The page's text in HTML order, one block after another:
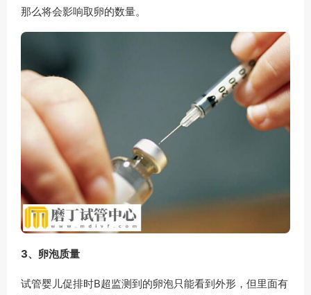
那么将会影响取卵的数量。
3、卵泡质量
试管婴儿促排时B超监测到的卵泡只能看到外形，但里面有